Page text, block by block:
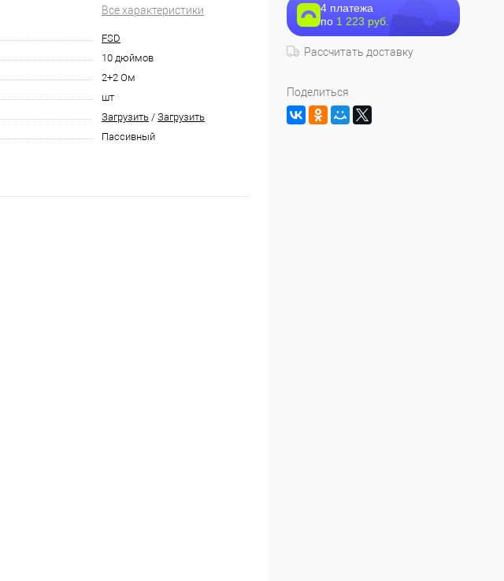
Все характеристики
FSD
10 дюймов
2+2 Ом
шт
Загрузить / Загрузить
Пассивный
4 платежа
по 1 223 руб.
Рассчитать доставку
Поделиться